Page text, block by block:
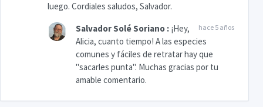
luego. Cordiales saludos, Salvador.
Salvador Solé Soriano : hace 5 años
¡Hey,
Alicia, cuanto tiempo! A las especies
comunes y fáciles de retratar hay que
"sacarles punta". Muchas gracias por tu
amable comentario.